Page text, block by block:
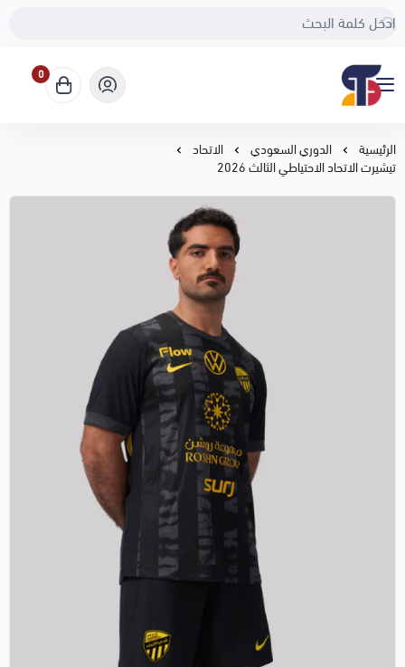
Sport Touch
0
الرئيسية الدوري السعودي
الاتحاد
تيشيرت الاتحاد الاحتياطي الثالث 2026